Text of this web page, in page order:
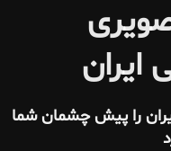
ایران
را پیش چشمان شما